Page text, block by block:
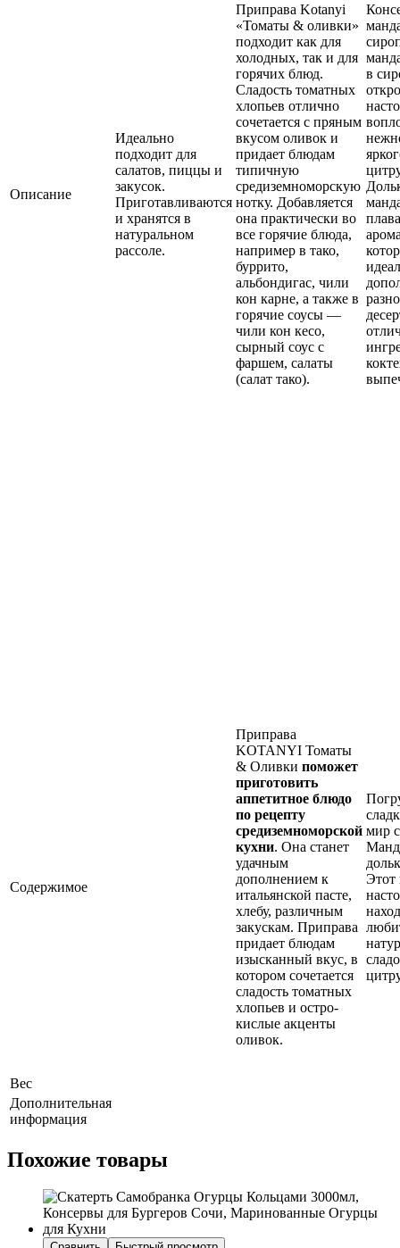
Описание
Идеально
подходит для
салатов, пиццы и
закусок.
Приготавливаются
и хранятся в
натуральном
рассоле.
Приправа Kotanyi
«Томаты & оливки»
подходит как для
холодных, так и для
горячих блюд.
Сладость томатных
хлопьев отлично
сочетается с пряным
вкусом оливок и
придает блюдам
типичную
средиземноморскую
нотку. Добавляется
она практически во
все горячие блюда,
например в тако,
буррито,
альбондигас, чили
кон карне, а также в
горячие соусы —
чили кон кесо,
сырный соус с
фаршем, салаты
(салат тако).
в
Содержимое
Приправа
KOTANYI Томаты
& Оливки поможет
приготовить
аппетитное блюдо
по рецепту
средиземноморской
кухни. Она станет
удачным
дополнением к
итальянской пасте,
хлебу, различным
закускам. Приправа
придает блюдам
изысканный вкус, в
котором сочетается
сладость томатных
хлопьев и остро-
кислые акценты
оливок.
мир
Этот
Вес
Дополнительная
информация
Похожие товары